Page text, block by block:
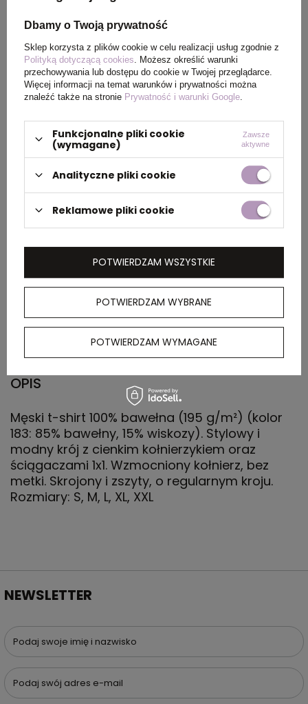
Kolor Jasnoy szary melanż
PAKOWANIE
Wymiary
kartonu
zewnętrznego
(m)
0.590x0.390x0.240
Ilość szt. w
kartonie
wewnętrznym
5
Waga
zewnętrznego
(kg)
12.000
OPIS
Męski t-shirt 100% bawełna (195 g/m²) (kolor
183: 85% bawełny, 15% wiskozy). Stylowy i
modny krój z cienkim kołnierzykiem oraz
ściągaczami 1x1. Wzmocniony kołnierz, bez
metki. Skrojony i zszyty, o regularnym kroju.
Rozmiary: S, M, L, XL, XXL
NEWSLETTER
Podaj swoje imię i nazwisko
Podaj swój adres e-mail
Dbamy o Twoją prywatność
Sklep korzysta z plików cookie w celu realizacji usług zgodnie z
Polityką dotyczącą cookies . Możesz określić warunki
przechowywania lub dostępu do cookie w Twojej przeglądarce.
Więcej informacji na temat warunków i prywatności można
znaleźć także na stronie Prywatność i warunki Google
Funkcjonalne pliki cookie
(wymagane)
Zawsze
aktywne
Analityczne pliki cookie
Reklamowe pliki cookie
POTWIERDZAM WYBRANE
POTWIERDZAM WYMAGANE
POTWIERDZAM WSZYSTKIE